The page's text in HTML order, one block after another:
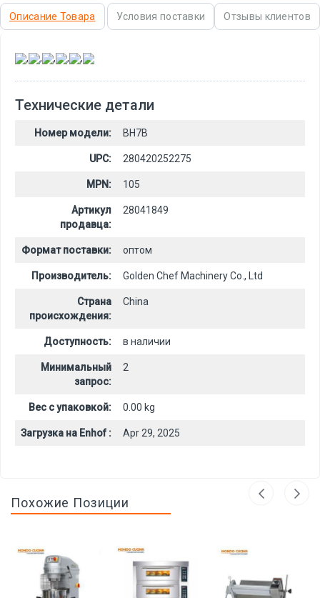
Описание Товара Условия поставки Отзывы клиентов
, , , , ,
Технические детали
Номер модели: BH7B
UPC: 280420252275
MPN: 105
Артикул
продавца:
28041849
Формат поставки: оптом
Производитель: Golden Chef Machinery Co., Ltd
Страна
происхождения:
China
Доступность: в наличии
Минимальный
запрос:
2
Вес с упаковкой: 0.00 kg
Загрузка на Enhof : Apr 29, 2025
Похожие Позиции